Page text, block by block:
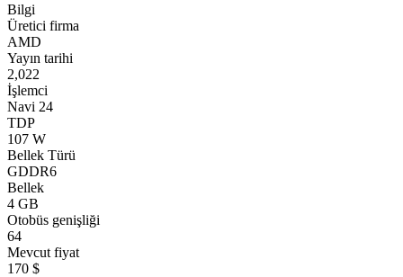
Bilgi
Üretici firma
AMD
Yayın tarihi
2,022
İşlemci
Navi 24
TDP
107 W
Bellek Türü
GDDR6
Bellek
4 GB
Otobüs genişliği
64
Mevcut fiyat
170 $